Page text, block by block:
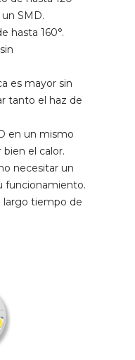
SMD.
hasta 160°.
es mayor sin
tanto el haz de
en un mismo
bien el calor.
necesitar un
funcionamiento.
largo tiempo de